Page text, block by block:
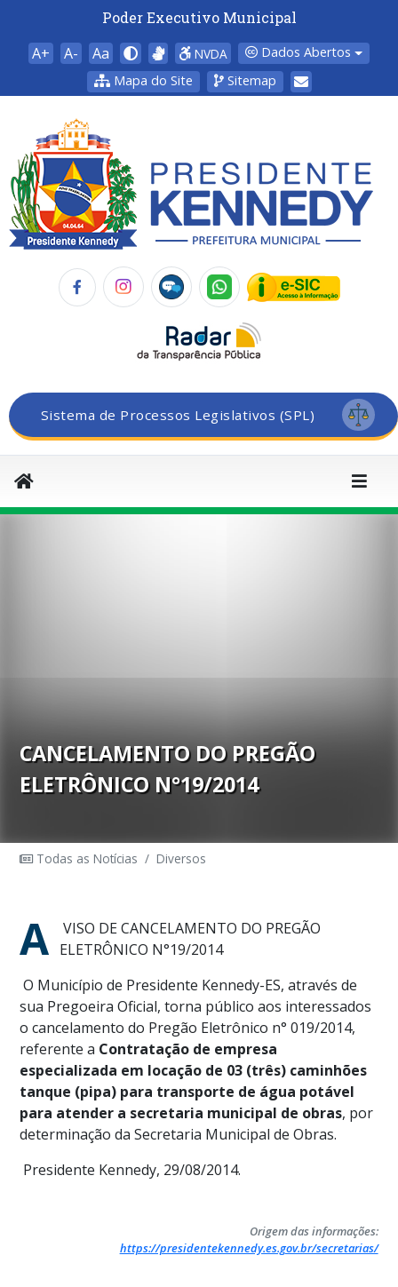
Poder Executivo Municipal
A+ A- Aa NVDA
Dados Abertos
Mapa do Site
Sitemap
Sistema de Processos Legislativos (SPL)
CANCELAMENTO DO PREGÃO
ELETRÔNICO N°19/2014
Todas as Notícias / Diversos
A
VISO DE CANCELAMENTO DO PREGÃO
ELETRÔNICO N°19/2014
O Município de Presidente Kennedy-ES, através de
sua Pregoeira Oficial, torna público aos interessados
o cancelamento do Pregão Eletrônico n° 019/2014,
referente a Contratação de empresa
especializada em locação de 03 (três) caminhões
tanque (pipa) para transporte de água potável
para atender a secretaria municipal de obras, por
determinação da Secretaria Municipal de Obras.
Presidente Kennedy, 29/08/2014.
Origem das informações:
https://presidentekennedy.es.gov.br/secretarias/